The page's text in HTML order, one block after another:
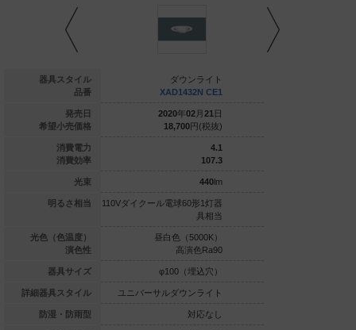
器具スタイル
品番
発売日
希望小売価格
消費電力
消費効率
光束
明るさ相当
光色（色温度）
演色性
器具サイズ
詳細器具スタイル
防湿・防雨型
ダウンライト
円(税抜)
8.2
92
電球100形1灯
色（5000K）
（埋込穴）
ダウンライト
対応なし
ダウンライト
XAD1432N CE1
2020年02 月 21 日
18,700円(税抜)
4.1
107.3
440lm
110Vダイクール電球60形1灯器
具相当
昼白色（5000K）
高演色Ra90
φ100（埋込穴）
ユニバーサルダウンライト
対応なし